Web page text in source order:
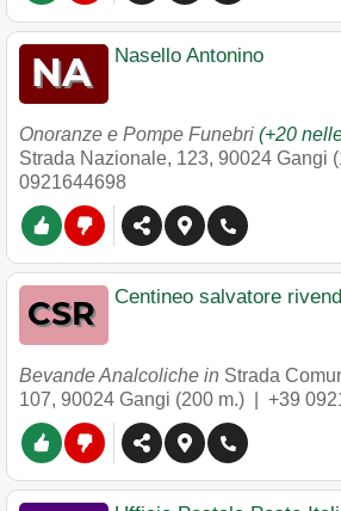
Nasello Antonino
Onoranze e Pompe Funebri (+20
Strada Nazionale, 123, 90024 Gangi
0921644698
Centineo salvatore
Bevande Analcoliche in Strada
107, 90024 Gangi (200 m.) | +39